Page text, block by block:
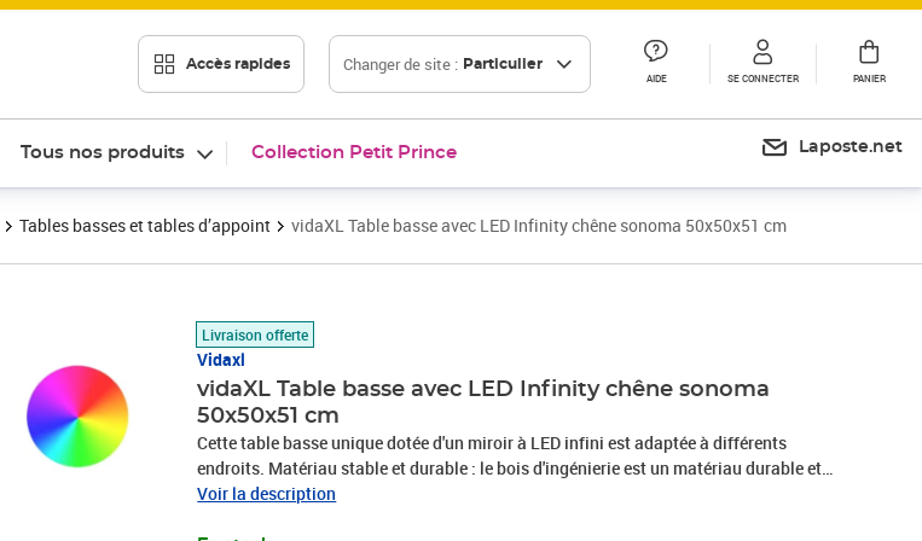
Accès rapides Changer de site : Particulier
AIDE SE CONNECTER PANIER
Tous nos produits Collection Petit Prince Laposte.net
Tables basses et tables d’appoint vidaXL Table basse avec LED Infinity chêne sonoma 50x50x51 cm
Livraison offerte
Vidaxl
vidaXL Table basse avec LED Infinity chêne sonoma
50x50x51 cm
Cette table basse unique dotée d'un miroir à LED infini est adaptée à différents
endroits. Matériau stable et durable : le bois d'ingénierie est un matériau durable et
stable dont la surface lisse résiste à l'humidité, à la déformation et au fendillement, ce
Voir la description
Prix 96,39€